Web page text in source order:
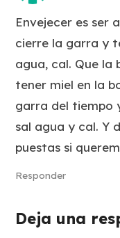
Envejecer es ser
cierre la garra y
agua, cal. Que la
tener miel en la
garra del tiempo
sal agua y cal. Y
puestas si
Responder
Deja una